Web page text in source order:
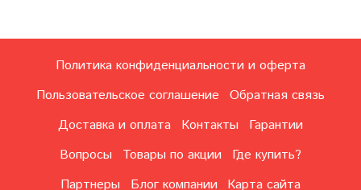
Политика конфиденциальности и оферта
Пользовательское соглашение
Обратная связь
Доставка и оплата
Контакты
Гарантии
Вопросы
Товары по акции
Где купить?
Партнеры
Блог компании Карта сайта